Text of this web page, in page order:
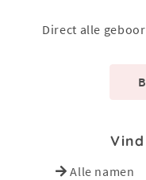
Direct alle
Alle namen